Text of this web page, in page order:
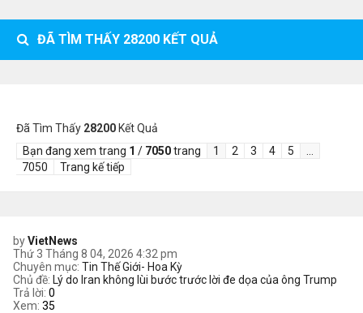
ĐÃ TÌM THẤY 28200 KẾT QUẢ
Đã Tìm Thấy 28200 Kết Quả
Bạn đang xem trang 1 / 7050trang 1 2 3 4 5
7050
Trang kế tiếp
byVietNews
Thứ 3 Tháng 8 04, 2026 4:32 pm
Chuyên mục: Tin Thế Giới- Hoa Kỳ
Chủ đề: Lý do Iran không lùi bước trước lời đe dọa của ông Trump
Trả lời: 0
Xem: 35